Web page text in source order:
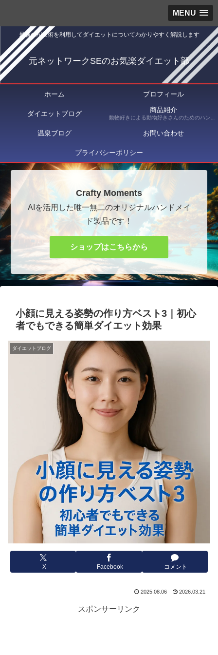
MENU
最新のAI技術を利用してダイエットについてわかりやすく解説します
元ネットワークSEのお気楽ダイエット部
ホーム プロフィール
ダイエットブログ 商品紹介
動物好きによる動物好きさんのためのハンドメイドショップ Crafty Moments（クラフティ・モーメンツ） にて出品している商品を紹介
温泉ブログ お問い合わせ
プライバシーポリシー
Crafty Moments
AIを活用した唯一無二のオリジナルハンドメイ
ド製品です！
ショップはこちらから
小顔に見える姿勢の作り方ベスト3｜初心
者でもできる簡単ダイエット効果
ダイエットブログ
X Facebook コメント
2025.08.06 2026.03.21
スポンサーリンク